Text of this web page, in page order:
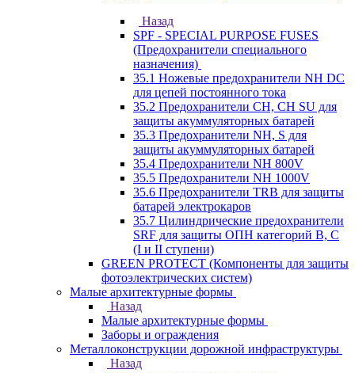
Назад
SPF - SPECIAL PURPOSE FUSES
(Предохранители специального
назначения)
35.1 Ножевые предохранители NH DC
для цепей постоянного тока
35.2 Предохранители CH, CH SU для
защиты акуммуляторных батарей
35.3 Предохранители NH, S для
защиты акуммуляторных батарей
35.4 Предохранители NH 800V
35.5 Предохранители NH 1000V
35.6 Предохранители TRB для защиты
батарей электрокаров
35.7 Цилиндрические предохранители
SRF для защиты ОПН категорий B, C
(I и II ступени)
GREEN PROTECT (Компоненты для защиты
фотоэлектрических систем)
Малые архитектурные формы
Назад
Малые архитектурные формы
Заборы и ограждения
Металлоконструкции дорожной инфраструктуры
Назад